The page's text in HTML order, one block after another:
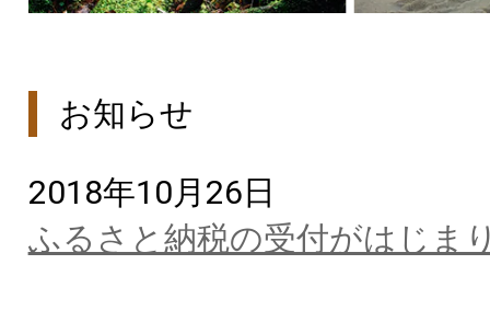
お知らせ
2018年10月26日
ふるさと納税の受付がはじま